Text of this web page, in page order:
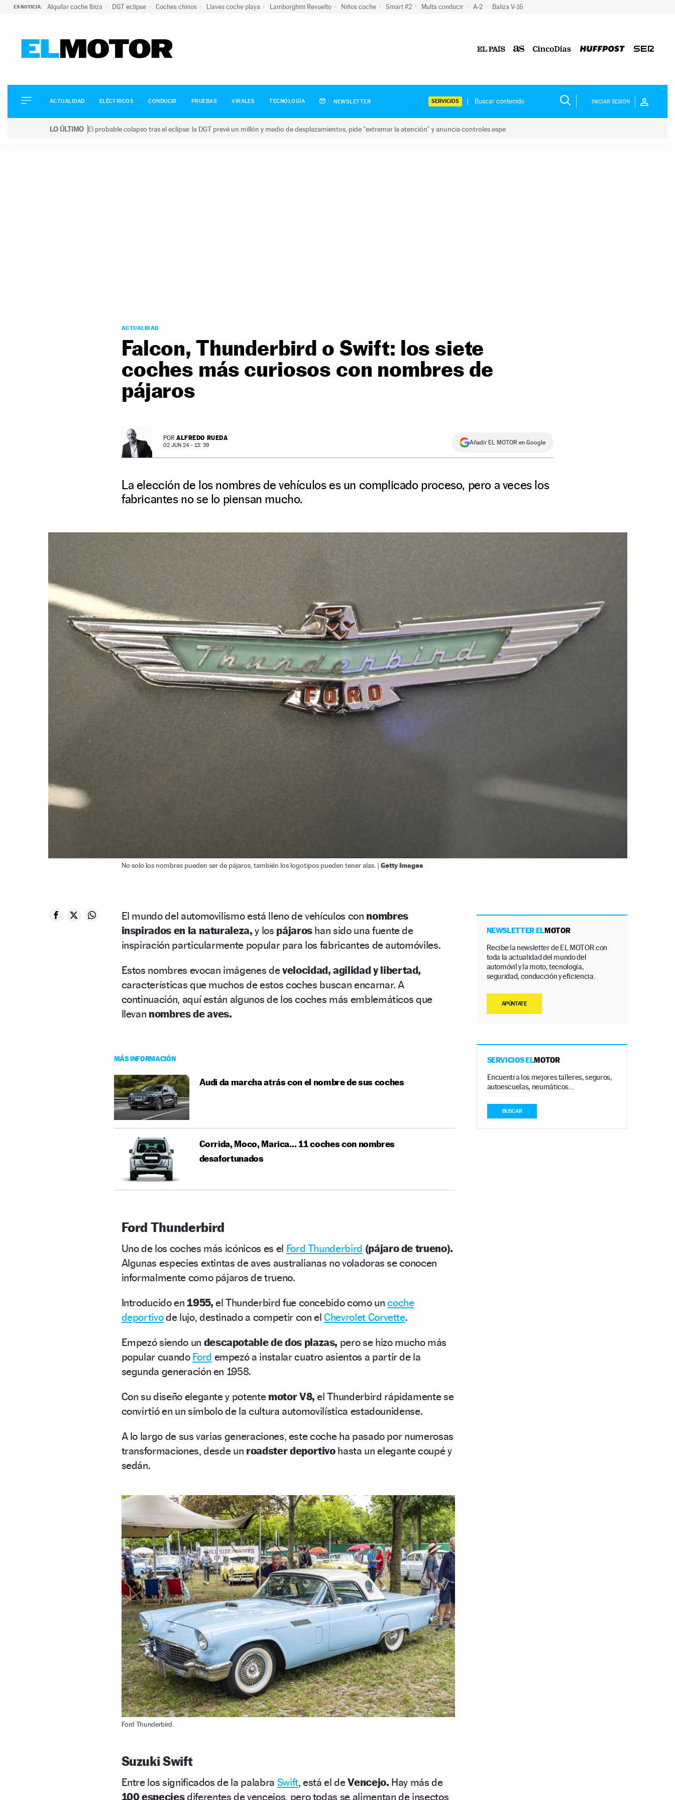
ES NOTICIA: Alquilar coche Ibiza DGT eclipse Coches chinos Llaves coche playa Lamborghini Revuelto Niños coche Smart #2 Multa conducir A-2 Baliza V-16
ELÉCTRICOS
CONDUCIR
ACTUALIDAD ELÉCTRICOS CONDUCIR PRUEBAS VIRALES TECNOLOGÍA NEWSLETTER SERVICIOS INICIAR SESIÓN
LO ÚLTIMO El probable colapso tras el eclipse: la DGT prevé un millón y medio de desplazamientos, pide “extremar la atención” y anuncia controles espe
ACTUALIDAD
Falcon, Thunderbird o Swift: los siete
coches más curiosos con nombres de
pájaros
POR ALFREDO RUEDA
02 JUN 24 - 13: 39 Añadir EL MOTOR en Google
La elección de los nombres de vehículos es un complicado proceso, pero a veces los
fabricantes no se lo piensan mucho.
No solo los nombres pueden ser de pájaros, también los logotipos pueden tener alas. | Getty Images
El mundo del automovilismo está lleno de vehículos con nombres
inspirados en la naturaleza, y los pájaros han sido una fuente de
inspiración particularmente popular para los fabricantes de automóviles.
Estos nombres evocan imágenes develocidad, agilidad y libertad,
características que muchos de estos coches buscan encarnar. A
continuación, aquí están algunos de los coches más emblemáticos que
llevan nombres de aves.
MÁS INFORMACIÓN
Audi da marcha atrás con el nombre de sus coches
Corrida, Moco, Marica… 11 coches con nombres
desafortunados
Ford Thunderbird
Uno de los coches más icónicos es el Ford Thunderbird (pájaro de trueno).
Algunas especies extintas de aves australianas no voladoras se conocen
informalmente como pájaros de trueno.
Introducido en 1955,el Thunderbird fue concebido como uncoche
deportivode lujo, destinado a competir con elChevrolet Corvette.
Empezó siendo un descapotable de dos plazas, pero se hizo mucho más
popular cuando Ford empezó a instalar cuatro asientos a partir de la
segunda generación en 1958.
Con su diseño elegante y potente motor V8, el Thunderbird rápidamente se
convirtió en un símbolo de la cultura automovilística estadounidense.
A lo largo de sus varias generaciones, este coche ha pasado por numerosas
transformaciones, desde un roadster deportivohasta un elegante coupé y
sedán.
Ford Thunderbird.
Suzuki Swift
Entre los significados de la palabra Swift, está el deVencejo. Hay más de
100 especiesdiferentes de vencejos, pero todas se alimentan de insectos
NEWSLETTER ELMOTOR
Recibe la newsletter de EL MOTOR con
toda la actualidad del mundo del
automóvil y la moto, tecnología,
seguridad, conducción y eficiencia.
APÚNTATE
SERVICIOS ELMOTOR
Encuentra los mejores talleres, seguros,
autoescuelas, neumáticos…
BUSCAR